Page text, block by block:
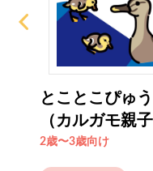
とことこぴゅう
（カルガモ親子
2歳〜3歳向け